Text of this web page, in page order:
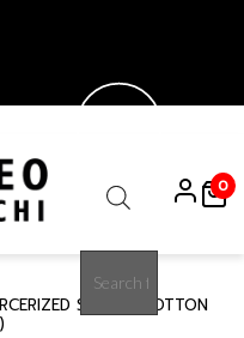
search
0
SUPIMA COTTON15%